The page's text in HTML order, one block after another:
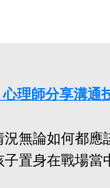
理師分享溝通
無論如何都應
置身在戰場當
小教